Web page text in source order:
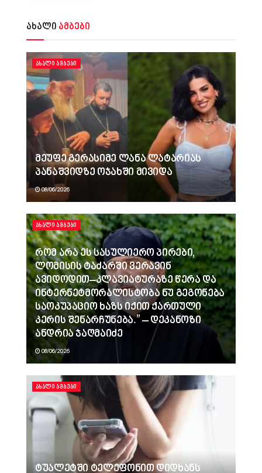
ახალი ამბები
ᲐᲮᲐᲚᲘ ᲐᲛᲑᲔᲑᲘ
მეუფე გერასიმე ლანა ლატარიას
პანაშვიდზე ოჯახში მივიდა
08/06/2026
ᲐᲮᲐᲚᲘ ᲐᲛᲑᲔᲑᲘ
რომ არა ეს სასულიერო პირები,
ლომისის ტაძარში ვერავინ
ავიდოდით–კლავიატურაზე წერა და
ინტერნეტმორალისტობა ნუ გეგონება
საოკუპაციო ხაზს იქით ქართული
კერის შენარჩუნება.” – დეკანოზი
ანდრია ჯაღმაიძე
08/06/2026
ᲐᲮᲐᲚᲘ ᲐᲛᲑᲔᲑᲘ
ტუალეტში ტელეფონით დიდხანს